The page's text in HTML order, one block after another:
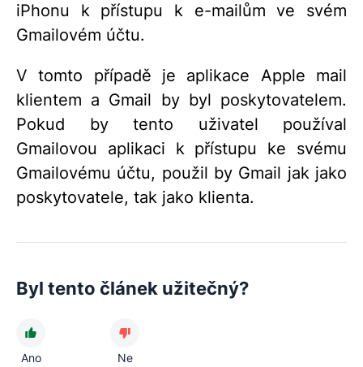
iPhonu k přístupu k e-mailům ve svém
Gmailovém účtu.
V tomto případě je aplikace Apple mail
klientem a Gmail by byl poskytovatelem.
Pokud by tento uživatel používal
Gmailovou aplikaci k přístupu ke svému
Gmailovému účtu, použil by Gmail jak jako
poskytovatele, tak jako klienta.
Byl tento článek užitečný?
Ano Ne